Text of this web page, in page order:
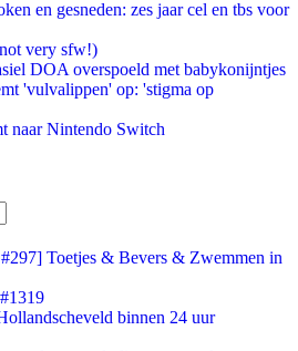
en gesneden: zes jaar cel en tbs voor
very sfw!)
DOA overspoeld met babykonijntjes
'vulvalippen' op: 'stigma op
naar Nintendo Switch
Toetjes & Bevers & Zwemmen in
binnen 24 uur